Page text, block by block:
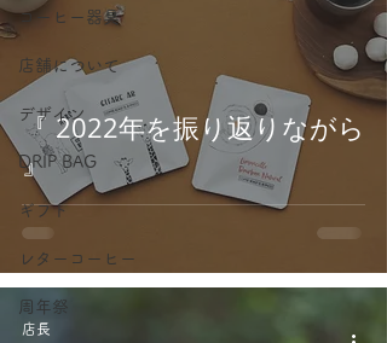
コーヒー器具
店舗について
デザイン
DRIP BAG
ギフト
レターコーヒー
周年祭
『 2022年を振り返りながら
』
店長